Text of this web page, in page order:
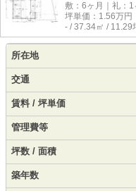
敷：6ヶ月｜礼：1
坪単価： 1.56万円
- / 37.34㎡ / 11.29
所在地
交通
賃料 / 坪単価
管理費等
坪数 / 面積
築年数